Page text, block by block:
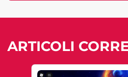
ARTICOLI